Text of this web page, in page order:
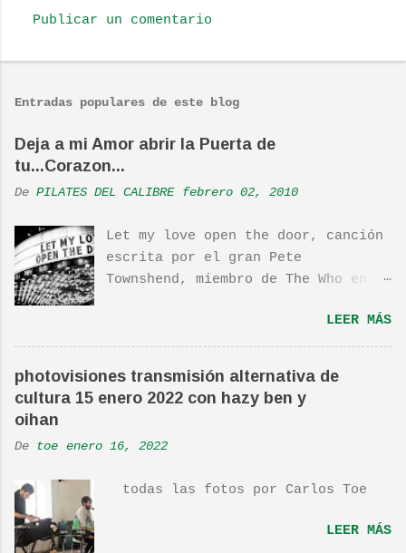
o
n
t
a
i
o
s
Publicar un comentario
Entradas populares de este blog
Deja a mi Amor abrir la Puerta de
tu...Corazon...
De PILATES DEL CALIBRE febrero 02, 2010
Let my love open the door, canción
escrita por el gran Pete
Townshend, miembro de The Who en
Glass, del mismo año, y que llego
a estar en el top 10. La cancion
es deliciosa de por si, de hecho
ha sido versionada cienes y cienes
de veces. Aquí os dejo el vídeo de
ver una estupenda película llamada
por TOE hace unos posts.Yo también
os la recomiendo. En una escena de
LEER MÁS
photovisiones transmisión alternativa de
cultura 15 enero 2022 con hazy ben y
oihan
De toe enero 16, 2022
todas las fotos por Carlos Toe
LEER MÁS